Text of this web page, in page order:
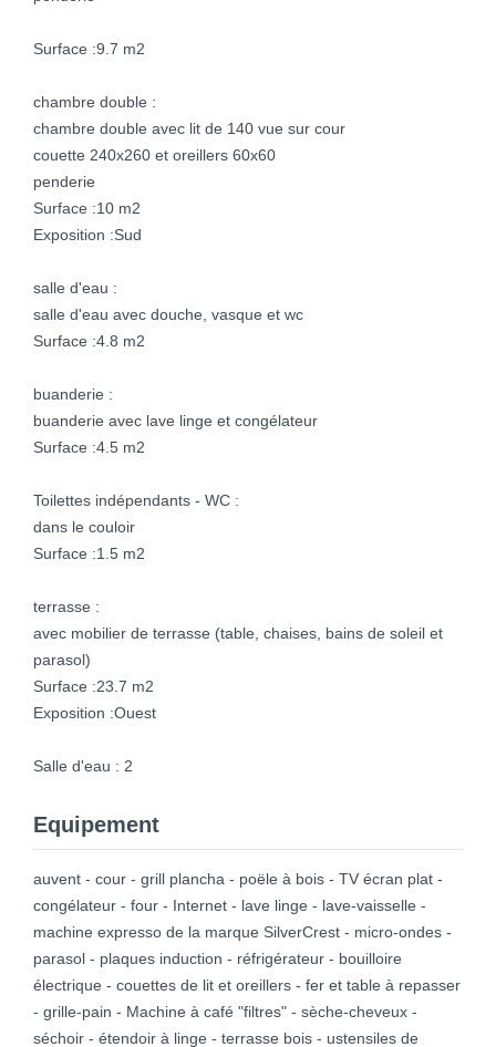
Surface :9.7 m2
chambre double :
chambre double avec lit de 140 vue sur cour
couette 240x260 et oreillers 60x60
penderie
Surface :10 m2
Exposition :Sud
salle d'eau :
salle d'eau avec douche, vasque et wc
Surface :4.8 m2
buanderie :
buanderie avec lave linge et congélateur
Surface :4.5 m2
Toilettes indépendants - WC :
dans le couloir
Surface :1.5 m2
terrasse :
avec mobilier de terrasse (table, chaises, bains de soleil et
parasol)
Surface :23.7 m2
Exposition :Ouest
Salle d'eau : 2
Equipement
auvent - cour - grill plancha - poële à bois - TV écran plat -
congélateur - four - Internet - lave linge - lave-vaisselle -
machine expresso de la marque SilverCrest - micro-ondes -
parasol - plaques induction - réfrigérateur - bouilloire
électrique - couettes de lit et oreillers - fer et table à repasser
- grille-pain - Machine à café "filtres" - sèche-cheveux -
séchoir - étendoir à linge - terrasse bois - ustensiles de